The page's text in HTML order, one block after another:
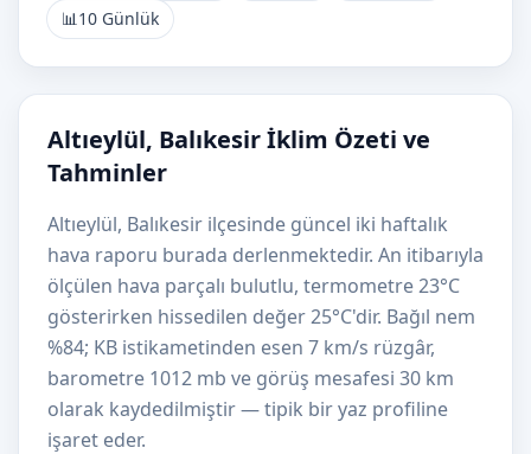
📊10 Günlük
Altıeylül, Balıkesir İklim Özeti ve
Tahminler
Altıeylül, Balıkesir ilçesinde güncel iki haftalık
hava raporu burada derlenmektedir. An itibarıyla
ölçülen hava parçalı bulutlu, termometre 23°C
gösterirken hissedilen değer 25°C'dir. Bağıl nem
%84; KB istikametinden esen 7 km/s rüzgâr,
barometre 1012 mb ve görüş mesafesi 30 km
olarak kaydedilmiştir — tipik bir yaz profiline
işaret eder.